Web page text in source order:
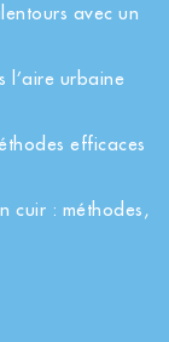
avec un
l’aire urbaine
efficaces
cuir : méthodes,